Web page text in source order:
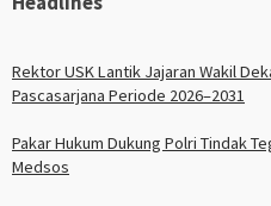
Rektor USK Lantik Jajaran Wakil
Pascasarjana Periode 2026–2031
Pakar Hukum Dukung Polri Tindak
Medsos